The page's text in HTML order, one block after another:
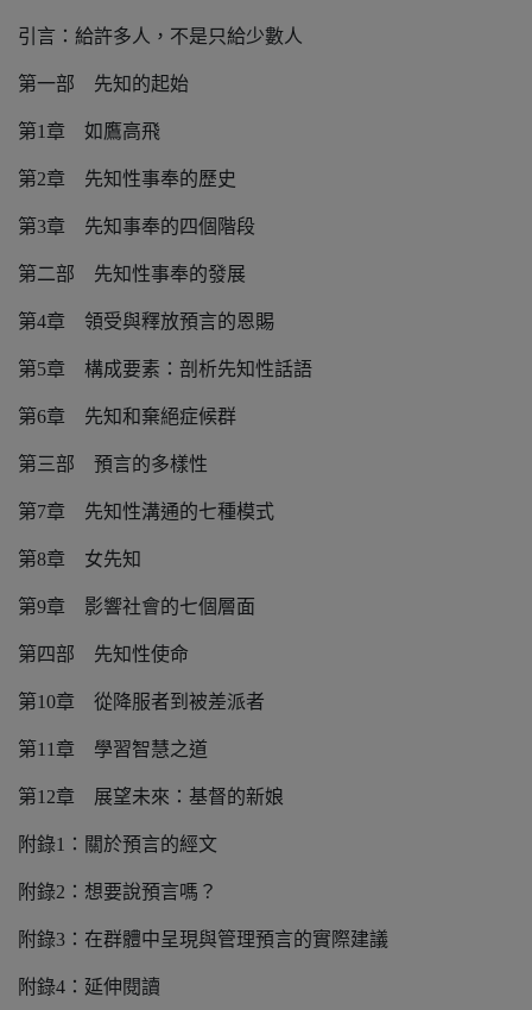
引言：給許多人，不是只給少數人
第一部 先知的起始
第1章 如鷹高飛
第2章 先知性事奉的歷史
第3章 先知事奉的四個階段
第二部 先知性事奉的發展
第4章 領受與釋放預言的恩賜
第5章 構成要素：剖析先知性話語
第6章 先知和棄絕症候群
第三部 預言的多樣性
第7章 先知性溝通的七種模式
第8章 女先知
第9章 影響社會的七個層面
第四部 先知性使命
第10章 從降服者到被差派者
第11章 學習智慧之道
第12章 展望未來：基督的新娘
附錄1：關於預言的經文
附錄2：想要說預言嗎？
附錄3：在群體中呈現與管理預言的實際建議
附錄4：延伸閱讀